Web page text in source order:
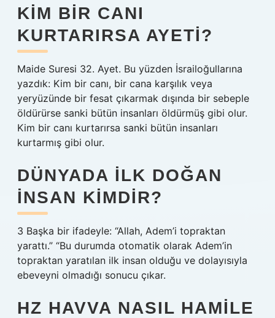
KIM BIR CANI
KURTARIRSA AYETI?
Maide Suresi 32. Ayet. Bu yüzden İsrailoğullarına
yazdık: Kim bir canı, bir cana karşılık veya
yeryüzünde bir fesat çıkarmak dışında bir sebeple
öldürürse sanki bütün insanları öldürmüş gibi olur.
Kim bir canı kurtarırsa sanki bütün insanları
kurtarmış gibi olur.
DÜNYADA ILK DOĞAN
INSAN KIMDIR?
3 Başka bir ifadeyle: “Allah, Adem’i topraktan
yarattı.” “Bu durumda otomatik olarak Adem’in
topraktan yaratılan ilk insan olduğu ve dolayısıyla
ebeveyni olmadığı sonucu çıkar.
HZ HAVVA NASIL HAMILE